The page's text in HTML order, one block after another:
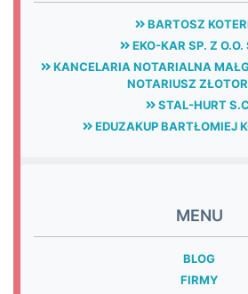
BARTOSZ
EKO-KAR SP. Z O.O.
KANCELARIA NOTARIALNA
NOTARIUSZ
STAL-HURT
EDUZAKUP BARTŁOMIEJ
MENU
BLOG
FIRMY